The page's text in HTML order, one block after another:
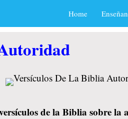
Home
de la Biblia sobre la